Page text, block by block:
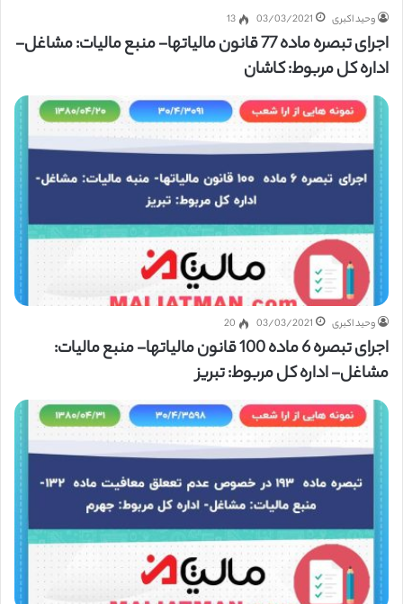
وحید اکبری 03/03/2021
13
اجرای تبصره ماده 77 قانون مالیاتها- منبع مالیات: مشاغل-
اداره کل مربوط: کاشان
وحید اکبری 03/03/2021
20
اجرای تبصره 6 ماده 100 قانون مالیاتها- منبع مالیات:
مشاغل- اداره کل مربوط: تبریز